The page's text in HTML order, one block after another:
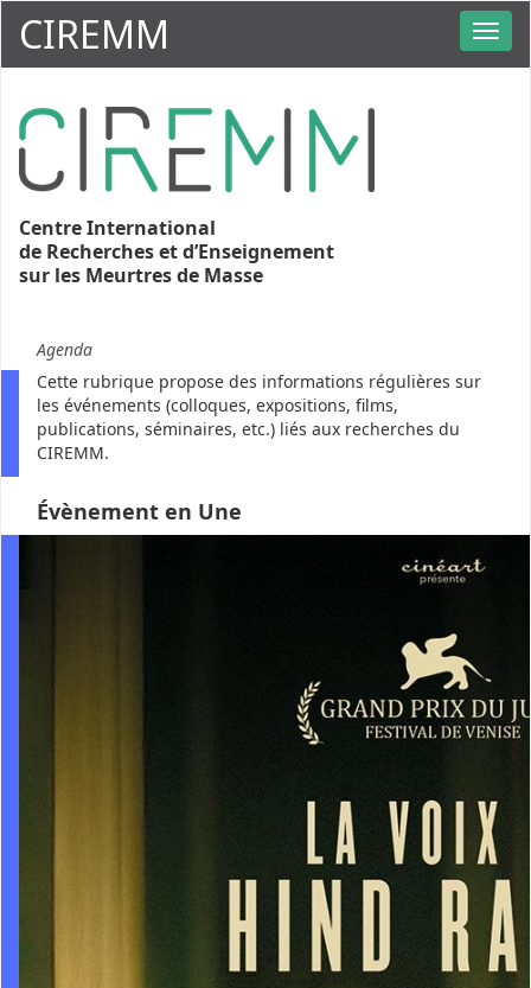
CIREMM
Centre International
de Recherches et d’Enseignement
sur les Meurtres de Masse
Agenda
Cette rubrique propose des informations régulières sur
les événements (colloques, expositions, films,
publications, séminaires, etc.) liés aux recherches du
CIREMM.
Évènement en Une